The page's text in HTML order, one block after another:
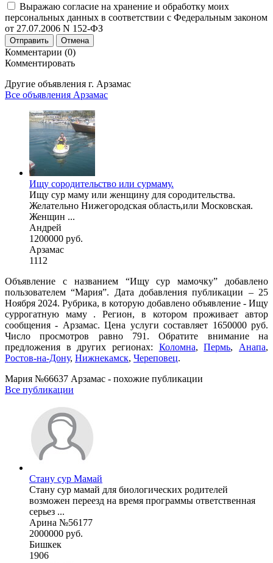
Выражаю согласие на хранение и обработку моих
персональных данных в соответствии с Федеральным законом
от 27.07.2006 N 152-ФЗ
Отправить Отмена
Комментарии (0)
Комментировать
Другие объявления г. Арзамас
Все объявления Арзамас
Ищу сородительство или сурмаму.
Ищу сур маму или женщину для сородительства.
Желательно Нижегородская область,или Московская.
Женщин ...
Андрей
1200000 руб.
Арзамас
1112
Объявление с названием “Ищу сур мамочку” добавлено
пользователем “Мария”. Дата добавления публикации – 25
Ноября 2024. Рубрика, в которую добавлено объявление - Ищу
суррогатную маму . Регион, в котором проживает автор
сообщения - Арзамас. Цена услуги составляет 1650000 руб.
Число просмотров равно 791. Обратите внимание на
предложения в других регионах: Коломна,Пермь, Анапа,
Ростов-на-Дону, Нижнекамск, Череповец.
Мария №66637 Арзамас - похожие публикации
Все публикации
Стану сур Мамай
Стану сур мамай для биологических родителей
возможен переезд на время программы ответственная
серьез ...
Арина №56177
2000000 руб.
Бишкек
1906